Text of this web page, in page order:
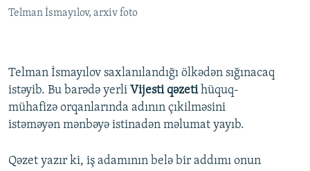
AZADLIQRADIOSU MOBIL TELEFONUNUZDA
RFE/RL-in bütün saytları
Telman İsmayılov, arxiv foto
Telman İsmayılov saxlanılandığı ölkədən sığınacaq
istəyib. Bu barədə yerli Vijesti qəzetihüquq-
mühafizə orqanlarında adının çıkilməsini
istəməyən mənbəyə istinadən məlumat yayıb.
Qəzet yazır ki, iş adamının belə bir addımı onun